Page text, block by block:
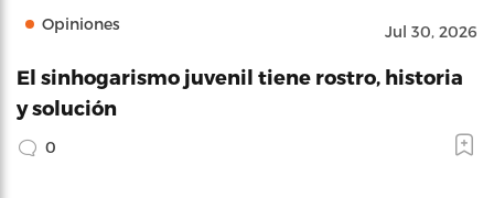
Opiniones Jul 30, 2026
El sinhogarismo juvenil tiene rostro, historia
y solución
0